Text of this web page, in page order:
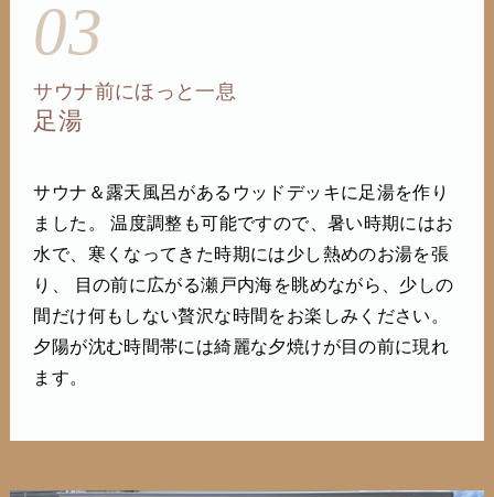
03
サウナ前にほっと一息
足湯
サウナ＆露天風呂があるウッドデッキに足湯を作り
ました。 温度調整も可能ですので、暑い時期にはお
水で、寒くなってきた時期には少し熱めのお湯を張
り、 目の前に広がる瀬戸内海を眺めながら、少しの
間だけ何もしない贅沢な時間をお楽しみください。
夕陽が沈む時間帯には綺麗な夕焼けが目の前に現れ
ます。